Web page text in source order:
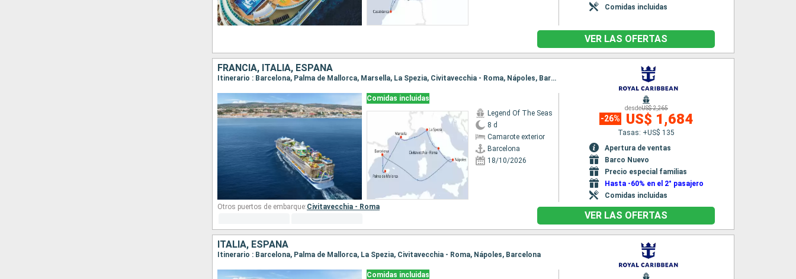
Comidas incluidas
VER LAS OFERTAS
FRANCIA, ITALIA, ESPAÑA
Itinerario : Barcelona, Palma de Mallorca, Marsella, La Spezia, Civitavecchia - Roma, Nápoles, Barcelona
Comidas incluidas
Legend Of The Seas
8 d
Camarote exterior
Barcelona
18/10/2026
desdeUS$ 2,265
-26% US$ 1,684
Tasas: +US$ 135
Apertura de ventas
Barco Nuevo
Precio especial familias
Hasta -60% en el 2° pasajero
Comidas incluidas
Otros puertos de embarque:Civitavecchia - Roma
VER LAS OFERTAS
ITALIA, ESPAÑA
Itinerario : Barcelona, Palma de Mallorca, La Spezia, Civitavecchia - Roma, Nápoles, Barcelona
Comidas incluidas